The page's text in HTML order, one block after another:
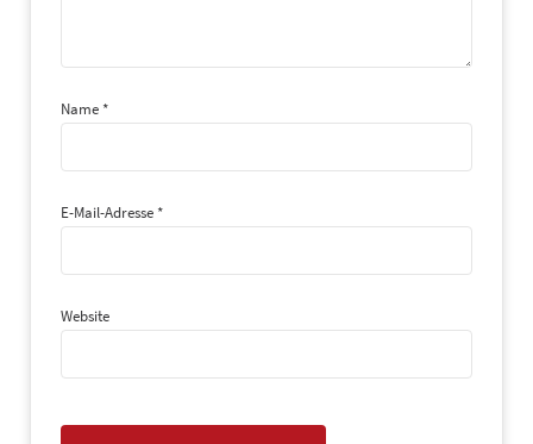
Name *
E-Mail-Adresse *
Website